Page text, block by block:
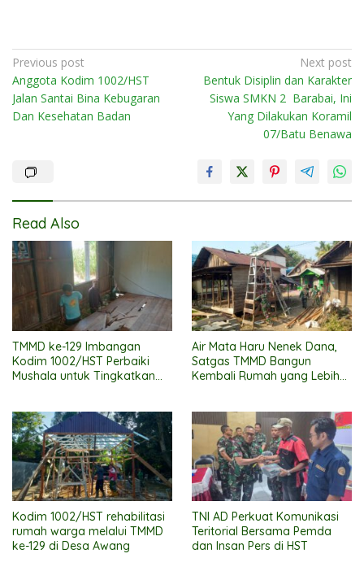
Post
navigation
Previous post
Anggota Kodim 1002/HST
Jalan Santai Bina Kebugaran
Dan Kesehatan Badan
Next post
Bentuk Disiplin dan Karakter
Siswa SMKN 2 Barabai, Ini
Yang Dilakukan Koramil
07/Batu Benawa
Read Also
TMMD ke-129 Imbangan
Kodim 1002/HST Perbaiki
Mushala untuk Tingkatkan
Air Mata Haru Nenek Dana,
Satgas TMMD Bangun
Kembali Rumah yang Lebih
Kodim 1002/HST rehabilitasi
rumah warga melalui TMMD
ke-129 di Desa Awang
TNI AD Perkuat Komunikasi
Teritorial Bersama Pemda
dan Insan Pers di HST